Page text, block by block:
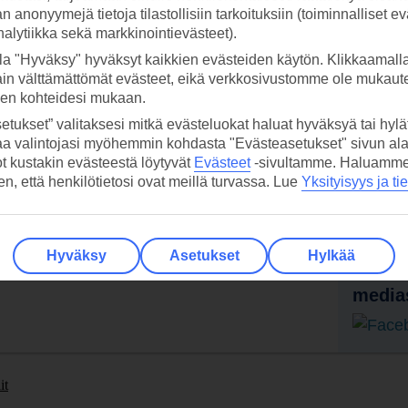
TUI-sovellus nyt!
Lataa sovellus kätevästi lukemalla
QR-koodi puhelimesi kameralla.
anonyymejä tietoja tilastollisiin tarkoituksiin (toiminnalliset
sekä markkinointievästeet).
"Hyväksy" hyväksyt kaikkien evästeiden käytön.
välttämättömät evästeet, eikä verkkosivustomme ole
kohteidesi mukaan.
valitaksesi mitkä evästeluokat haluat hyväksyä tai
valintojasi myöhemmin kohdasta "Evästeasetukset" sivun
kustakin evästeestä löytyvät Evästeet-sivultamme.
että henkilötietosi ovat meillä turvassa. Lue Yksityisyys ja
Hyväksy Asetukset Hylkää